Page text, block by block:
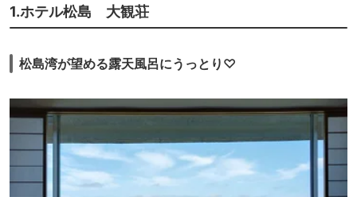
1.ホテル松島 大観荘
松島湾が望める露天風呂にうっとり♡